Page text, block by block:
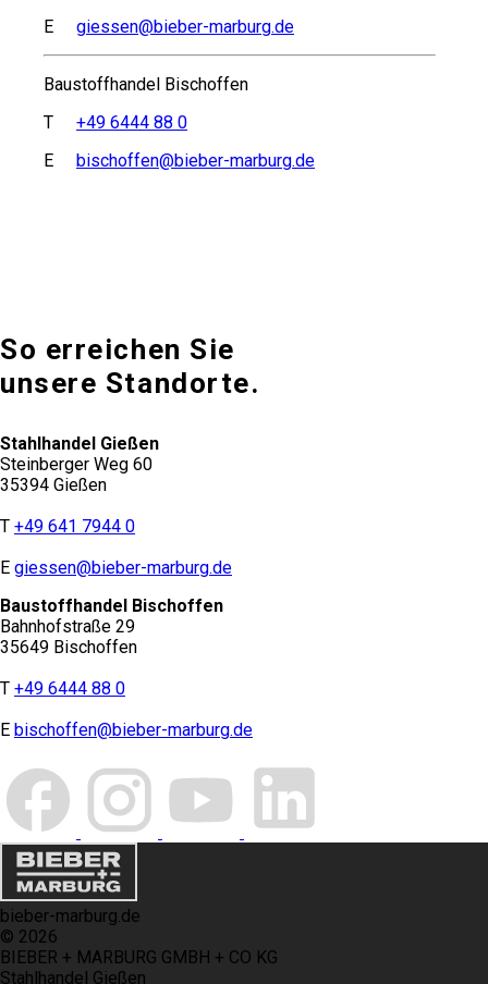
E
giessen@bieber-marburg.de
Baustoffhandel Bischoffen
T
+49 6444 88 0
E
bischoffen@bieber-marburg.de
So erreichen Sie
unsere Standorte.
Stahlhandel Gießen
Steinberger Weg 60
35394 Gießen
T +49 641 7944 0
E giessen@bieber-marburg.de
Baustoffhandel Bischoffen
Bahnhofstraße 29
35649 Bischoffen
T +49 6444 88 0
E bischoffen@bieber-marburg.de
bieber-marburg.de
© 2026
BIEBER + MARBURG GMBH + CO KG
Stahlhandel Gießen